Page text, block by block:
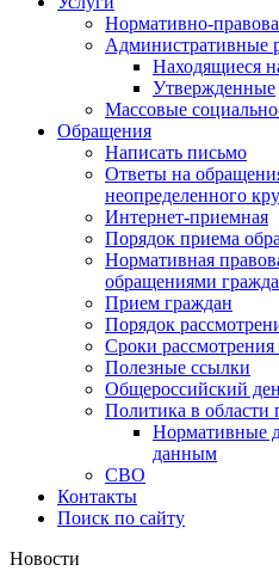
Нормативно-
Административные
Находящиеся
Утвержденные
Массовые
Обращения
Написать письмо
Ответы на
неопределенного
Интернет-приемная
Порядок приема
Нормативная
обращениями
Прием граждан
Порядок
Сроки
Полезные ссылки
Общероссийский
Политика в области
Нормативные
данным
СВО
Контакты
Поиск по сайту
Новости